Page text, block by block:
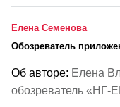
Елена Семенова
Обозреватель
Об авторе: Елена
обозреватель «НГ-